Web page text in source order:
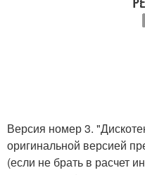
Версия номер 3.
оригинальной версией
(если не брать в расчет